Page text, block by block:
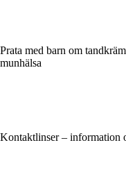
Prata med barn om
munhälsa
Kontaktlinser – information